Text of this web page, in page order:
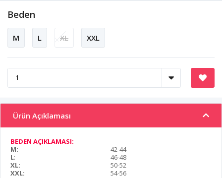
Beden
M L XL XXL
Ürün Açıklaması
BEDEN AÇIKLAMASI:
M:
42-44
L:
46-48
XL:
50-52
XXL:
54-56